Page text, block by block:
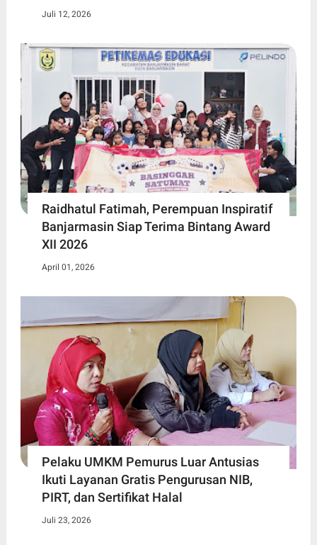
Juli 12, 2026
Raidhatul Fatimah, Perempuan Inspiratif
Banjarmasin Siap Terima Bintang Award
XII 2026
April 01, 2026
Pelaku UMKM Pemurus Luar Antusias
Ikuti Layanan Gratis Pengurusan NIB,
PIRT, dan Sertifikat Halal
Juli 23, 2026